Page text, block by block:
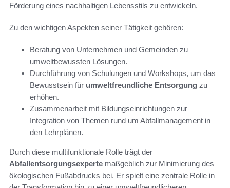
Förderung eines nachhaltigen Lebensstils zu entwickeln.
Zu den wichtigen Aspekten seiner Tätigkeit gehören:
Beratung von Unternehmen und Gemeinden zu
umweltbewussten Lösungen.
Durchführung von Schulungen und Workshops, um das
Bewusstsein für umweltfreundliche Entsorgung zu
erhöhen.
Zusammenarbeit mit Bildungseinrichtungen zur
Integration von Themen rund um Abfallmanagement in
den Lehrplänen.
Durch diese multifunktionale Rolle trägt der
Abfallentsorgungsexperte maßgeblich zur Minimierung des
ökologischen Fußabdrucks bei. Er spielt eine zentrale Rolle in